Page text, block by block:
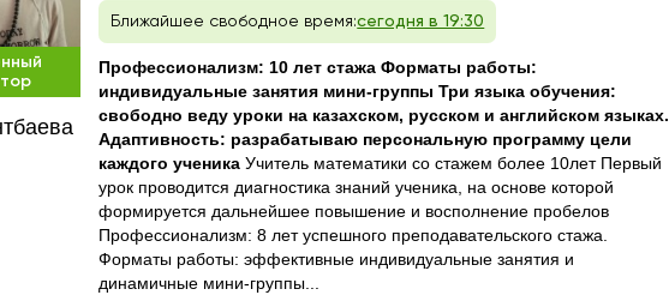
Ближайшее свободное время:сегодня в 19:30
Профессионализм: 10 лет стажа Форматы работы:
индивидуальные занятия мини-группы Три языка обучения:
свободно веду уроки на казахском, русском и английском языках.
Адаптивность: разрабатываю персональную программу цели
каждого ученикаУчитель математики со стажем более 10лет Первый
урок проводится диагностика знаний ученика, на основе которой
формируется дальнейшее повышение и восполнение пробелов
Профессионализм: 8 лет успешного преподавательского стажа.
Форматы работы: эффективные индивидуальные занятия и
динамичные мини-группы...